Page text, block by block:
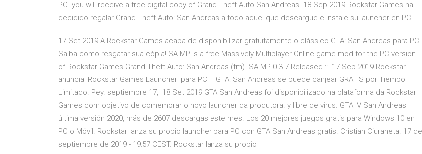
PC. you will receive a free digital copy of Grand Theft Auto San Andreas. 18 Sep 2019 Rockstar Games ha
decidido regalar Grand Theft Auto: San Andreas a todo aquel que descargue e instale su launcher en PC.
17 Set 2019 A Rockstar Games acaba de disponibilizar gratuitamente o clássico GTA: San Andreas para PC!
Saiba como resgatar sua cópia! SA-MP is a free Massively Multiplayer Online game mod for the PC version
of Rockstar Games Grand Theft Auto: San Andreas (tm). SA-MP 0.3.7 Released :: 17 Sep 2019 Rockstar
anuncia 'Rockstar Games Launcher' para PC – GTA: San Andreas se puede canjear GRATIS por Tiempo
Limitado. Pey. septiembre 17, 18 Set 2019 GTA San Andreas foi disponibilizado na plataforma da Rockstar
Games com objetivo de comemorar o novo launcher da produtora. y libre de virus. GTA IV San Andreas
última versión 2020, más de 2607 descargas este mes. Los 20 mejores juegos gratis para Windows 10 en
PC o Móvil. Rockstar lanza su propio launcher para PC con GTA San Andreas gratis. Cristian Ciuraneta. 17 de
septiembre de 2019 - 19:57 CEST. Rockstar lanza su propio